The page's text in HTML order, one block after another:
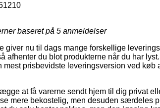
baseret på 5 anmeldelser
giver nu til dags mange forskellige
afhenter du blot produkterne når du har
mest prisbevidste leveringsversion ved køb
at få varerne sendt hjem til dig privat
mere bekostelig, men desuden særdeles